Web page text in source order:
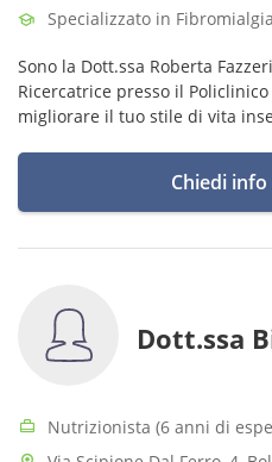
Specializzato in Fibromialgia
Sono la Dott.ssa Roberta
Ricercatrice presso il
migliorare il tuo stile di vita
Chiedi
Dott.ssa
Nutrizionista (6 anni di